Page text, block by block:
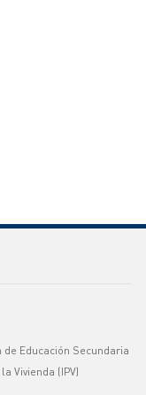
Educación Secundaria
Vivienda (IPV)